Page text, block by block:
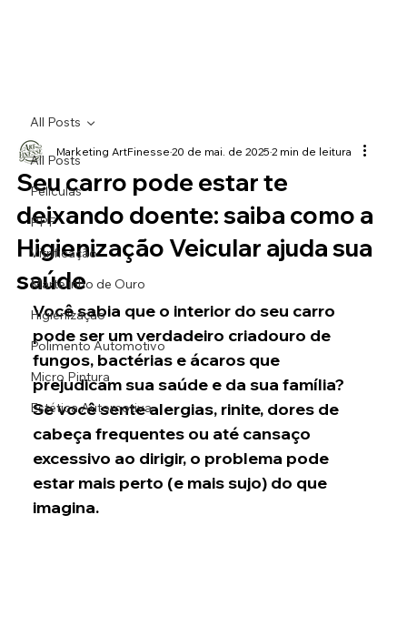
All Posts
Películas
PPF
Vitrificação
Martelinho de Ouro
Higienização
Polimento Automotivo
Micro Pintura
Estética Automotiva
All Posts
Seu carro pode estar te
deixando doente: saiba como a
Higienização Veicular ajuda sua
saúde
Marketing ArtFinesse20 de mai. de 20252 min de leitura
Você sabia que o interior do seu carro
pode ser um verdadeiro criadouro de
fungos, bactérias e ácaros que
prejudicam sua saúde e da sua família?
Se você sente alergias, rinite, dores de
cabeça frequentes ou até cansaço
excessivo ao dirigir, o problema pode
estar mais perto (e mais sujo) do que
imagina.